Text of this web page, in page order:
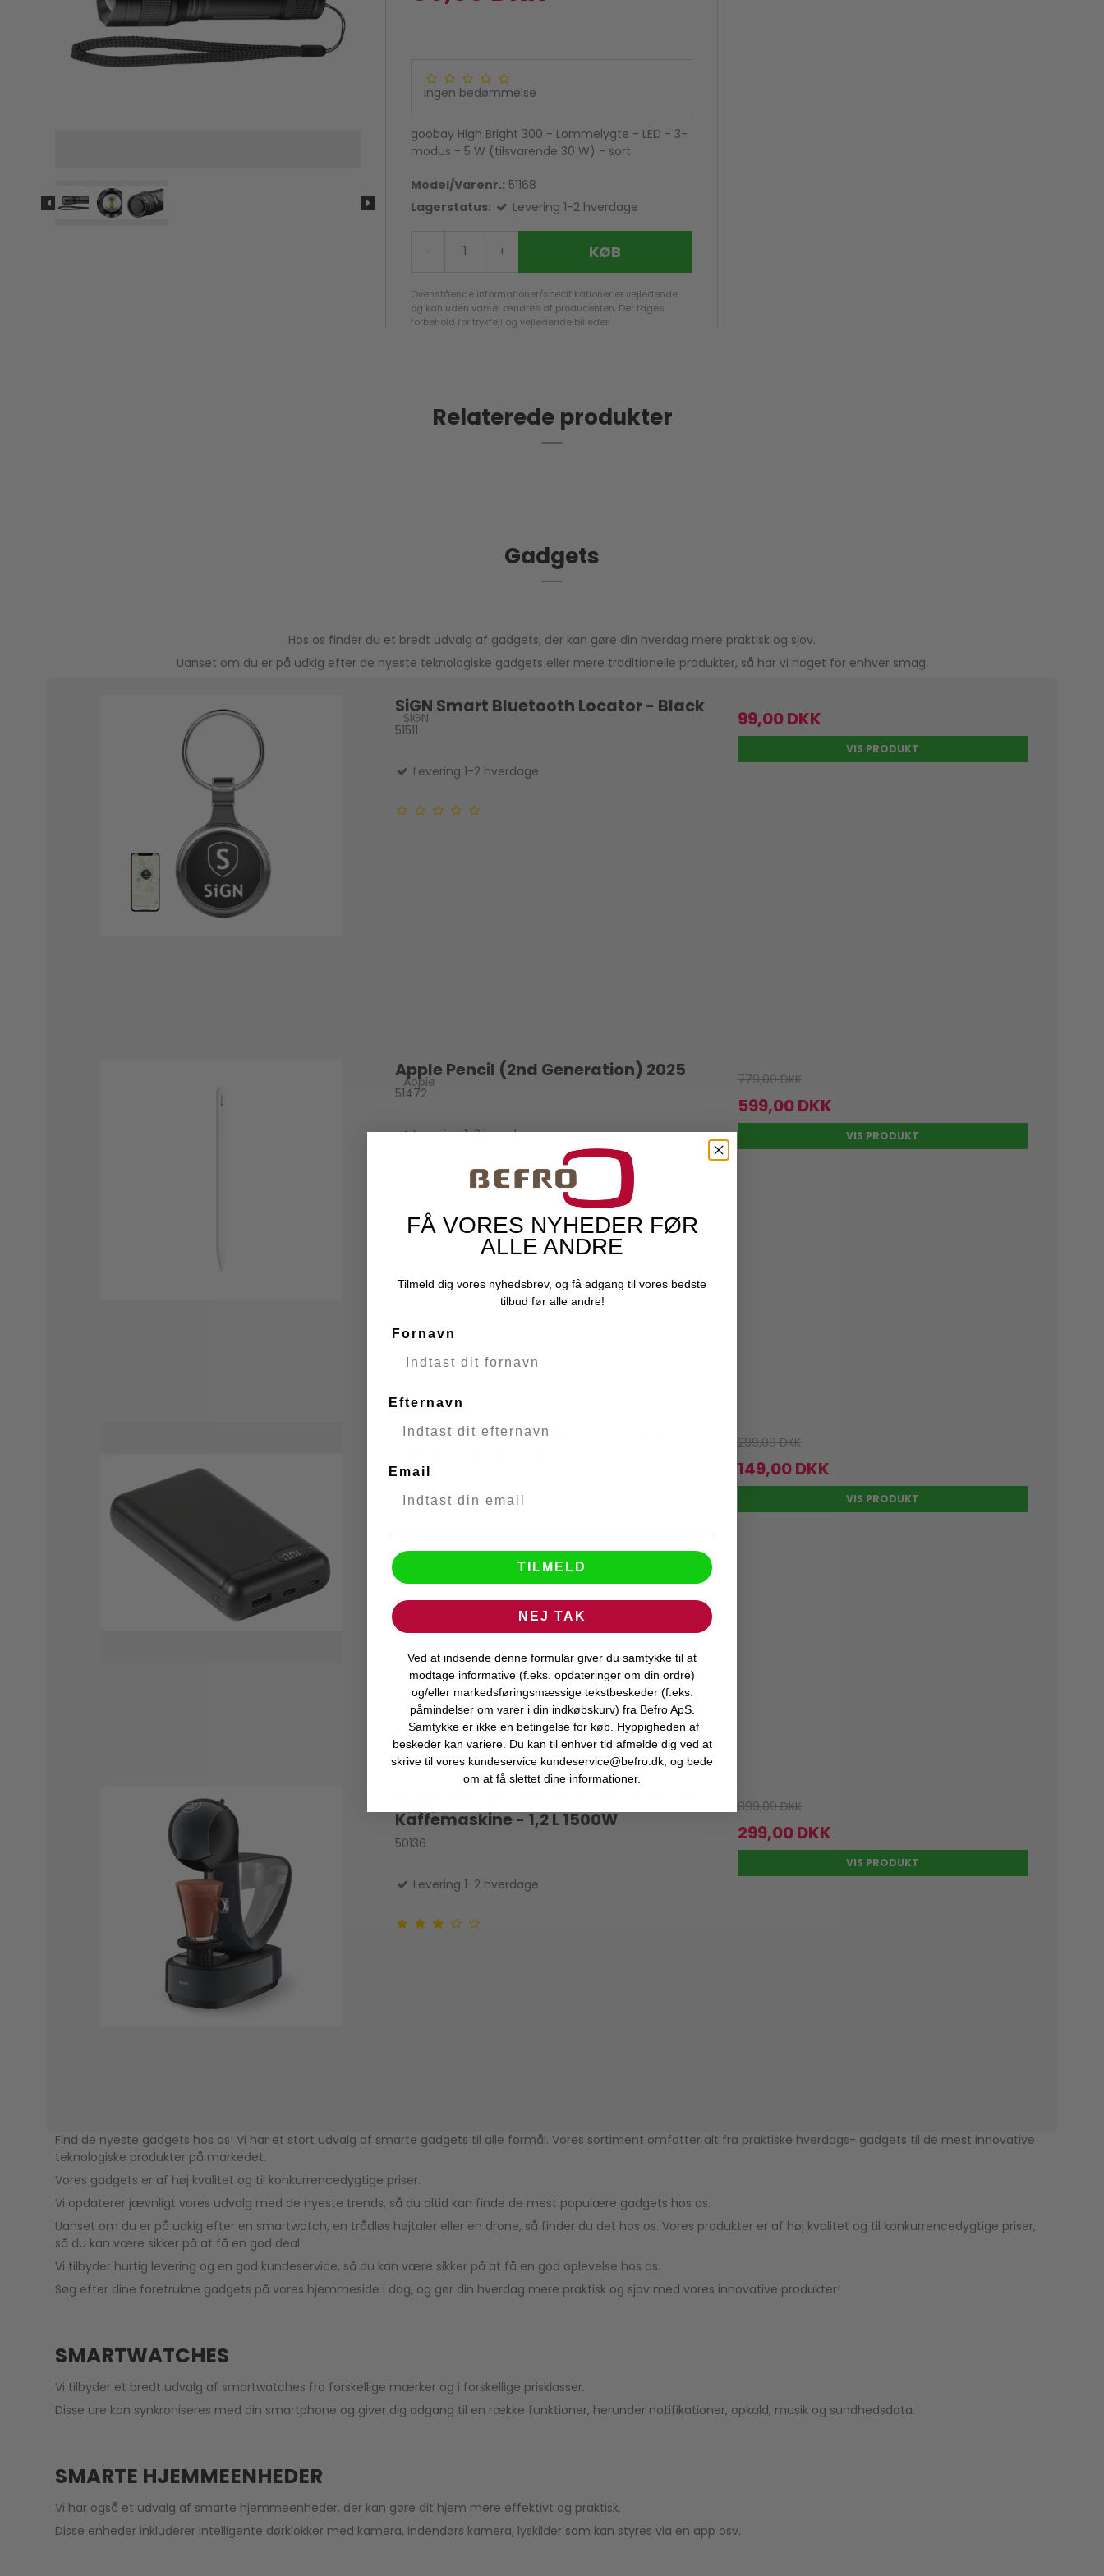
Ingen bedømmelse
goobay High Bright 300 - Lommelygte - LED - 3-
modus - 5 W (tilsvarende 30 W) - sort
Model/Varenr.: 51168
Lagerstatus:
Levering 1-2 hverdage
- + KØB
Ovenstående informationer/specifikationer er vejledende
og kan uden varsel ændres af producenten. Der tages
forbehold for trykfejl og vejledende billeder.
Relaterede produkter
Gadgets
Hos os finder du et bredt udvalg af gadgets, der kan gøre din hverdag mere praktisk og sjov.
Uanset om du er på udkig efter de nyeste teknologiske gadgets eller mere traditionelle produkter, så har vi noget for enhver smag.
SiGN Smart Bluetooth Locator - Black
SiGN
51511
Levering 1-2 hverdage
99,00 DKK
VIS PRODUKT
Apple Pencil (2nd Generation) 2025
Apple
51472
Levering 1-2 hverdage
779,00 DKK
599,00 DKK
VIS PRODUKT
VIVANCO Power Bank 20000mAh
50059
299,00 DKK
149,00 DKK
VIS PRODUKT
Kaffemaskine - 1,2 L 1500W
KRUPS
50136
Levering 1-2 hverdage
899,00 DKK
299,00 DKK
VIS PRODUKT
Find de nyeste gadgets hos os! Vi har et stort udvalg af smarte gadgets til alle formål. Vores sortiment omfatter alt fra praktiske hverdags- gadgets til de mest innovative
teknologiske produkter på markedet.
Vores gadgets er af høj kvalitet og til konkurrencedygtige priser.
Vi opdaterer jævnligt vores udvalg med de nyeste trends, så du altid kan finde de mest populære gadgets hos os.
Uanset om du er på udkig efter en smartwatch, en trådløs højtaler eller en drone, så finder du det hos os. Vores produkter er af høj kvalitet og til konkurrencedygtige priser,
så du kan være sikker på at få en god deal.
Vi tilbyder hurtig levering og en god kundeservice, så du kan være sikker på at få en god oplevelse hos os.
Søg efter dine foretrukne gadgets på vores hjemmeside i dag, og gør din hverdag mere praktisk og sjov med vores innovative produkter!
SMARTWATCHES
Vi tilbyder et bredt udvalg af smartwatches fra forskellige mærker og i forskellige prisklasser.
Disse ure kan synkroniseres med din smartphone og giver dig adgang til en række funktioner, herunder notifikationer, opkald, musik og sundhedsdata.
SMARTE HJEMMEENHEDER
Vi har også et udvalg af smarte hjemmeenheder, der kan gøre dit hjem mere effektivt og praktisk.
Disse enheder inkluderer intelligente dørklokker med kamera, indendørs kamera, lyskilder som kan styres via en app osv.
FÅ VORES NYHEDER FØR
ALLE ANDRE
Tilmeld dig vores nyhedsbrev, og få adgang til vores bedste
tilbud før alle andre!
Fornavn
Efternavn
Email
TILMELD
NEJ TAK
Ved at indsende denne formular giver du samtykke til at
modtage informative (f.eks. opdateringer om din ordre)
og/eller markedsføringsmæssige tekstbeskeder (f.eks.
påmindelser om varer i din indkøbskurv) fra Befro ApS.
Samtykke er ikke en betingelse for køb. Hyppigheden af
beskeder kan variere. Du kan til enhver tid afmelde dig ved at
skrive til vores kundeservice kundeservice@befro.dk, og bede
om at få slettet dine informationer.